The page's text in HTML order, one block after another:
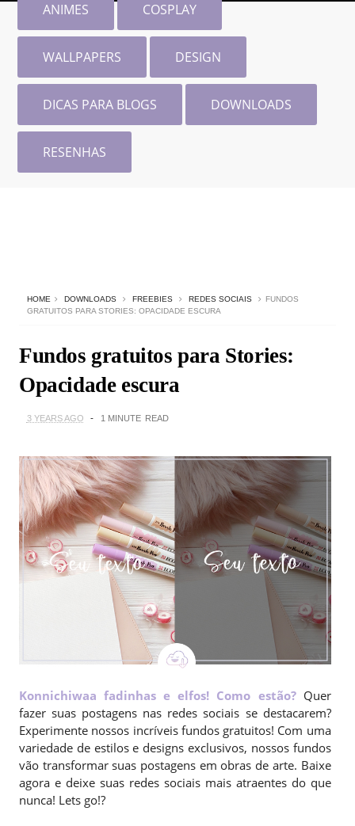
ANIMES COSPLAY
WALLPAPERS DESIGN
DICAS PARA BLOGS DOWNLOADS
RESENHAS
HOME DOWNLOADS FREEBIES REDES SOCIAIS
FUNDOS
GRATUITOS PARA STORIES: OPACIDADE ESCURA
Fundos gratuitos para Stories:
Opacidade escura
3 YEARS AGO 1 MINUTE READ
Konnichiwaa fadinhas e elfos! Como estão? Quer
fazer suas postagens nas redes sociais se destacarem?
Experimente nossos incríveis fundos gratuitos! Com uma
variedade de estilos e designs exclusivos, nossos fundos
vão transformar suas postagens em obras de arte. Baixe
agora e deixe suas redes sociais mais atraentes do que
nunca! Lets go!?